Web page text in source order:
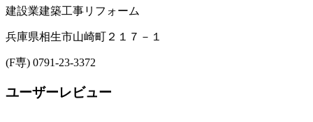
建設業建築工事リフォーム
兵庫県相生市山崎町２１７－１
(F専) 0791-23-3372
ユーザーレビュー